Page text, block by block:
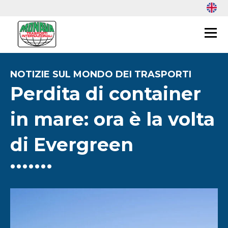
Perdita di container
in mare: ora è la volta
di Evergreen